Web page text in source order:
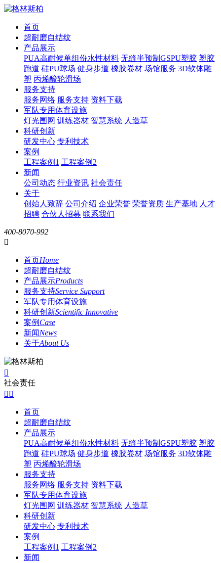
首页
超耐磨自结纹
产品展示
PUA高耐候单组份水性材料 无缝半预制GSPU塑胶 塑胶
跑道 硅PU球场 健身步道 橡胶卷材 场馆服务 3D软体雕
塑 丙烯酸轮滑场
服务支持
服务网络 服务支持 资料下载
军队专用体育设施
灯光围网 训练器材 智慧系统 人造草
科研创新
研发中心 专利技术
案例
工程案例1 工程案例2
新闻
公司动态 行业资讯 社会责任
关于
创始人致辞 公司介绍 企业荣誉 荣誉资质 生产基地 人才
招聘 合伙人招募 联系我们
400-8070-992

首页Home
超耐磨自结纹
产品展示Products
服务支持Service Support
军队专用体育设施
科研创新Scientific Innovative
案例 Case
新闻News
关于About Us

社会责任
 
首页
超耐磨自结纹
产品展示
PUA高耐候单组份水性材料 无缝半预制GSPU塑胶 塑胶
跑道 硅PU球场 健身步道 橡胶卷材 场馆服务 3D软体雕
塑 丙烯酸轮滑场
服务支持
服务网络 服务支持 资料下载
军队专用体育设施
灯光围网 训练器材 智慧系统 人造草
科研创新
研发中心 专利技术
案例
工程案例1 工程案例2
新闻